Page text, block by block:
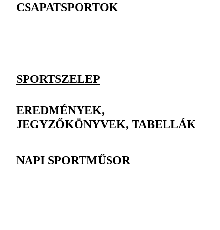
CSAPATSPORTOK
SPORTSZELEP
EREDMÉNYEK,
JEGYZŐKÖNYVEK, TABELLÁK
NAPI SPORTMŰSOR